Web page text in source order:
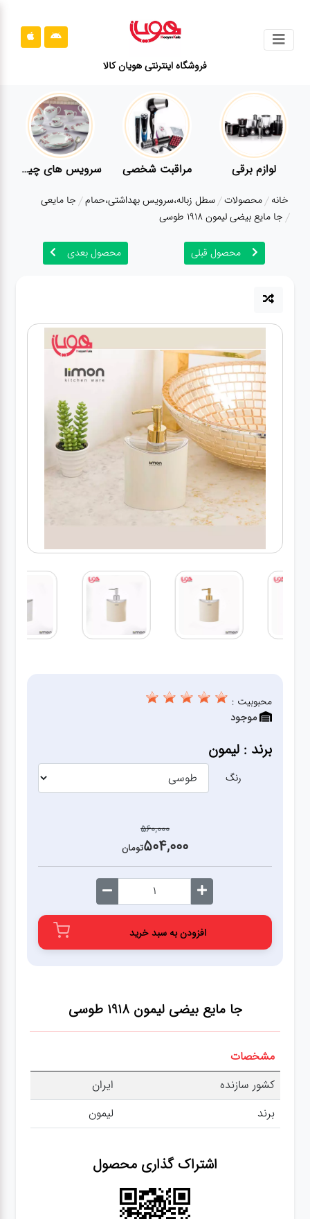
فروشگاه اینترنتی هویان کالا
محصولات
قوانین
سایت
ارتباط
درباره
مراقبت شخصی
سرویس های
چینی زرین
قاشق و چنگال
لوازم خانه
لوازم پلاسکو
لوازم متفرقه
کلمن،فلاسک،قمقمه
بانکه،پاسماوری،جا
ادویه
سطل
عطر،خوشبو کننده
لوازم برقی مراقبت شخصی سرویس های چینی زرین
خانه محصولات سطل زباله،سرویس بهداشتی،حمام جا مایعی
جا مایع بیضی لیمون 1918 طوسی
محصول قبلی محصول بعدی
جا مایع بیضی لیمون 1918 طوسی
مشخصات
کشور سازنده
ایران
برند
لیمون
اشتراک گذاری محصول
محبوبیت :
موجود
برند : لیمون
رنگ
560,000
504,000تومان
افزودن به سبد خرید